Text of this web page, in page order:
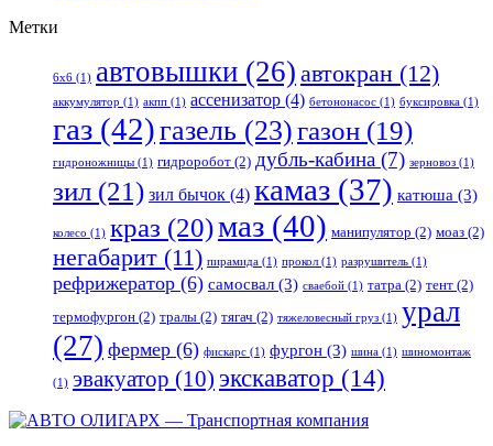
Метки
6x6 (1) автовышки (26) автокран (12)
аккумулятор (1) акпп (1) ассенизатор (4) бетононасос (1) буксировка (1)
газ (42)газель (23)газон (19)
гидроножницы (1) гидроробот (2) дубль-кабина (7) зерновоз (1)
зил (21) зил бычок (4) камаз (37) катюша (3)
колесо (1) краз (20)маз (40) манипулятор (2) моаз (2)
негабарит (11) пирамида (1) прокол (1) разрушитель (1)
рефрижератор (6) самосвал (3) сваебой (1) татра (2) тент (2)
термофургон (2) тралы (2) тягач (2) тяжеловесный груз (1) урал
(27) фермер (6) фискарс (1) фургон (3) шина (1) шиномонтаж
(1) эвакуатор (10) экскаватор (14)